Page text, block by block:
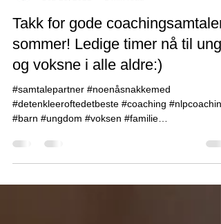
Sep 23, 2022
1 min read
Takk for gode coachingsamtaler
sommer! Ledige timer nå til unge
og voksne i alle aldre:)
#samtalepartner #noenåsnakkemed
#barn #ungdom #voksen #familie